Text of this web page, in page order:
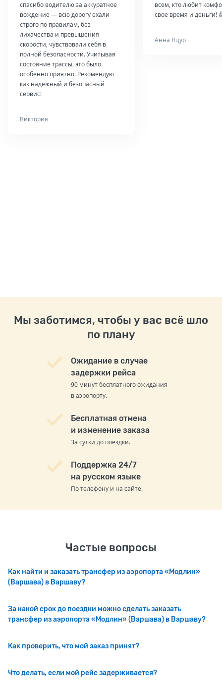
спасибо водителю за аккуратное
вождение — всю дорогу ехали
строго по правилам, без
лихачества и превышения
скорости, чувствовали себя в
полной безопасности. Учитывая
состояние трассы, это было
особенно приятно. Рекомендую
как надежный и безопасный
сервис!
Виктория
всем, кто любит
свое время и деньги!
Анна Яцур
Мы заботимся, чтобы у вас всё шло
по плану
Ожидание в случае
задержки рейса
90 минут бесплатного ожидания
в аэропорту.
Бесплатная отмена
и изменение заказа
За сутки до поездки.
Поддержка 24/7
на русском языке
По телефону и на сайте.
Частые вопросы
Как найти и заказать трансфер из аэропорта «Модлин»
(Варшава) в Варшаву?
За какой срок до поездки можно сделать заказать
трансфер из аэропорта «Модлин» (Варшава) в Варшаву?
Как проверить, что мой заказ принят?
Что делать, если мой рейс задерживается?